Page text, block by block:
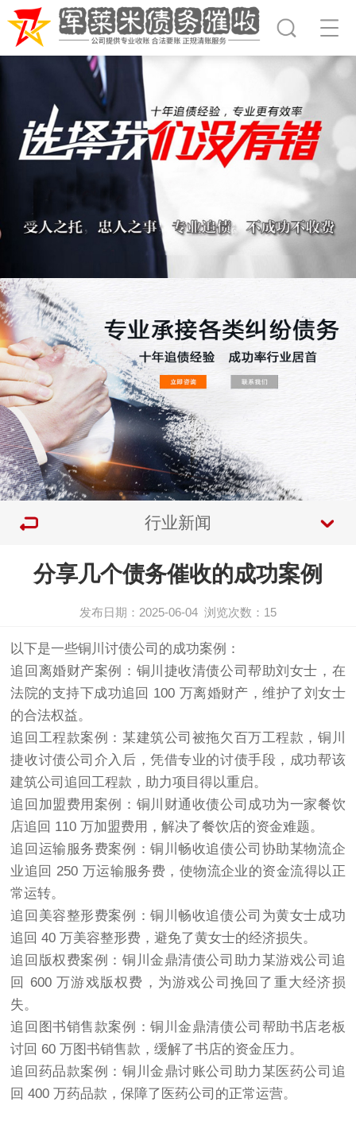
行业新闻
分享几个债务催收的成功案例
发布日期：2025-06-04 浏览次数： 15
以下是一些铜川讨债公司 的成功案例：
追回离婚财产案例：铜川捷收清债公司帮助刘女士，在
法院的支持下成功追回 100 万离婚财产，维护了刘女士
的合法权益。
追回工程款案例：某建筑公司被拖欠百万工程款，铜川
捷收讨债公司介入后，凭借专业的讨债手段，成功帮该
建筑公司追回工程款，助力项目得以重启。
追回加盟费用案例：铜川财通收债公司成功为一家餐饮
店追回 110 万加盟费用，解决了餐饮店的资金难题。
追回运输服务费案例：铜川畅收追债公司协助某物流企
业追回 250 万运输服务费，使物流企业的资金流得以正
常运转。
追回美容整形费案例：铜川畅收追债公司为黄女士成功
追回 40 万美容整形费，避免了黄女士的经济损失。
追回版权费案例：铜川金鼎清债公司助力某游戏公司追
回 600 万游戏版权费，为游戏公司挽回了重大经济损
失。
追回图书销售款案例：铜川金鼎清债公司帮助书店老板
讨回 60 万图书销售款，缓解了书店的资金压力。
追回药品款案例：铜川金鼎讨账公司助力某医药公司追
回 400 万药品款，保障了医药公司的正常运营。